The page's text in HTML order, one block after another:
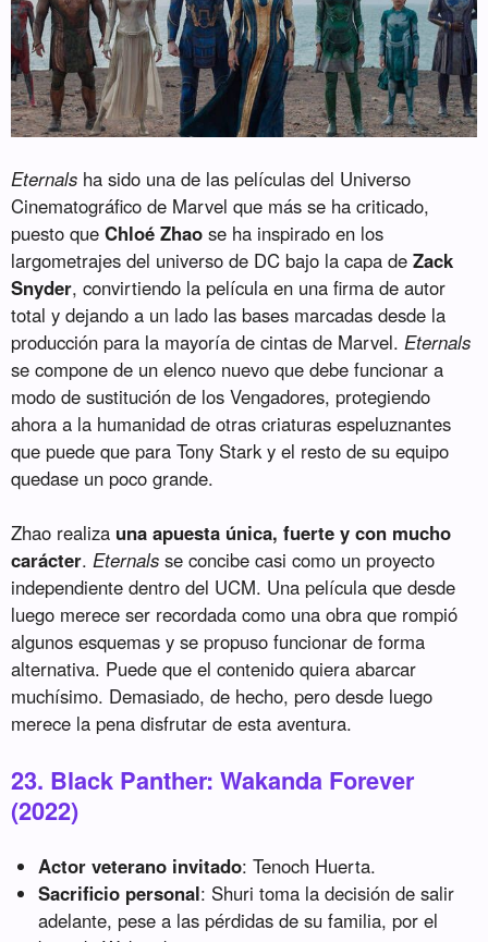
Eternals ha sido una de las películas del Universo
Cinematográfico de Marvel que más se ha criticado,
puesto queChloé Zhao se ha inspirado en los
largometrajes del universo de DC bajo la capa deZack
Snyder, convirtiendo la película en una firma de autor
total y dejando a un lado las bases marcadas desde la
producción para la mayoría de cintas de Marvel. Eternals
se compone de un elenco nuevo que debe funcionar a
modo de sustitución de los Vengadores, protegiendo
ahora a la humanidad de otras criaturas espeluznantes
que puede que para Tony Stark y el resto de su equipo
quedase un poco grande.
Zhao realiza una apuesta única, fuerte y con mucho
carácter. Eternals se concibe casi como un proyecto
independiente dentro del UCM. Una película que desde
luego merece ser recordada como una obra que rompió
algunos esquemas y se propuso funcionar de forma
alternativa. Puede que el contenido quiera abarcar
muchísimo. Demasiado, de hecho, pero desde luego
merece la pena disfrutar de esta aventura.
23. Black Panther: Wakanda Forever
(2022)
Actor veterano invitado: Tenoch Huerta.
Sacrificio personal: Shuri toma la decisión de salir
adelante, pese a las pérdidas de su familia, por el